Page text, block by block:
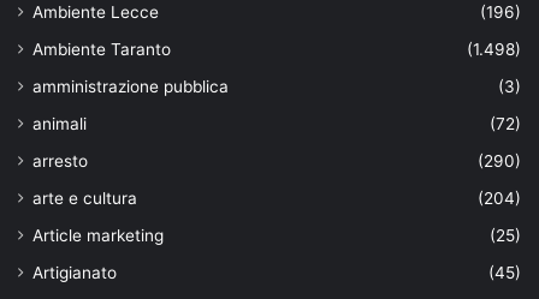
Ambiente Lecce
(196)
Ambiente Taranto
(1.498)
amministrazione pubblica
(3)
animali
(72)
arresto
(290)
arte e cultura
(204)
Article marketing
(25)
Artigianato
(45)